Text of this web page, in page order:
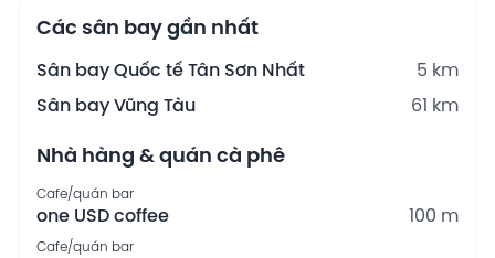
Các sân bay gần nhất
Sân bay Quốc tế Tân Sơn Nhất
5 km
Sân bay Vũng Tàu
61 km
Nhà hàng & quán cà phê
Cafe/quán bar
one USD coffee 100 m
Cafe/quán bar